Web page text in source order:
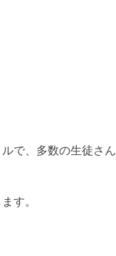
で、多数の生徒さん
す。